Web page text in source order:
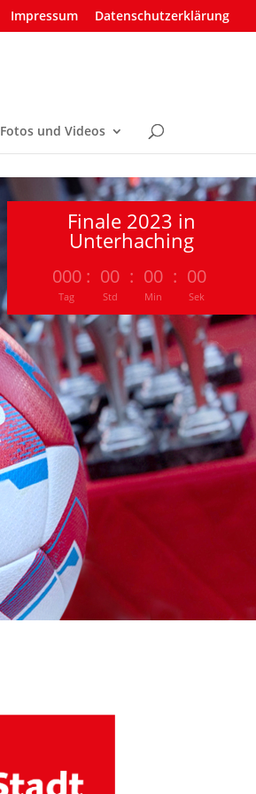
Impressum Datenschutzerklärung
Fotos und Videos
Finale 2023 in
Unterhaching
000
Tag
: 00
Std
: 00
Min
: 00
Sek